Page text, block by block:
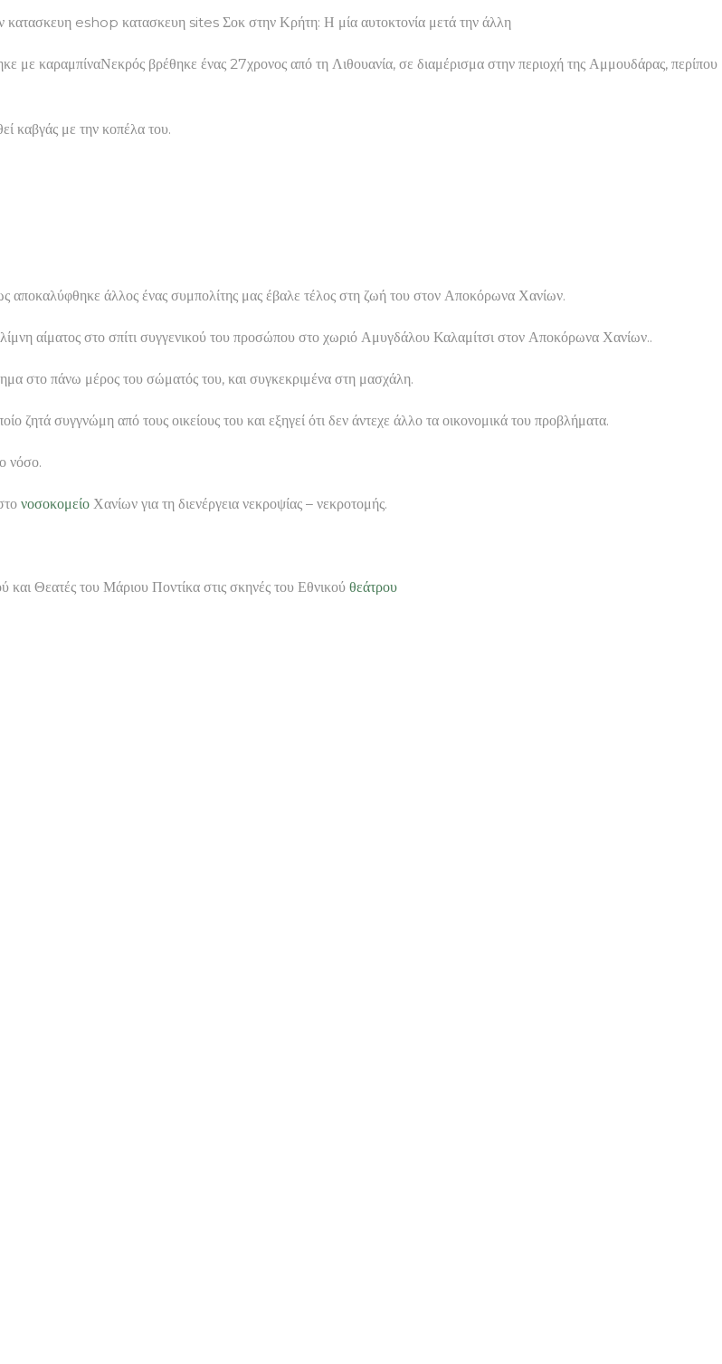
κατασκευη eshop κατασκευη sites Σοκ στην Κρήτη: Η μία αυτοκτονία μετά την άλλη
με καραμπίναΝεκρός βρέθηκε ένας 27χρονος από τη Λιθουανία, σε διαμέρισμα στην περιοχή της Αμμουδάρας, περίπου
καβγάς με την κοπέλα του.
αποκαλύφθηκε άλλος ένας συμπολίτης μας έβαλε τέλος στη ζωή του στον Αποκόρωνα Χανίων.
αίματος στο σπίτι συγγενικού του προσώπου στο χωριό Αμυγδάλου Καλαμίτσι στον Αποκόρωνα Χανίων..
στο πάνω μέρος του σώματός του, και συγκεκριμένα στη μασχάλη.
συγγνώμη από τους οικείους του και εξηγεί ότι δεν άντεχε άλλο τα οικονομικά του προβλήματα.
νόσο.
νοσοκομείο Χανίων για τη διενέργεια νεκροψίας – νεκροτομής.
Θεατές του Μάριου Ποντίκα στις σκηνές του Εθνικού θεάτρου